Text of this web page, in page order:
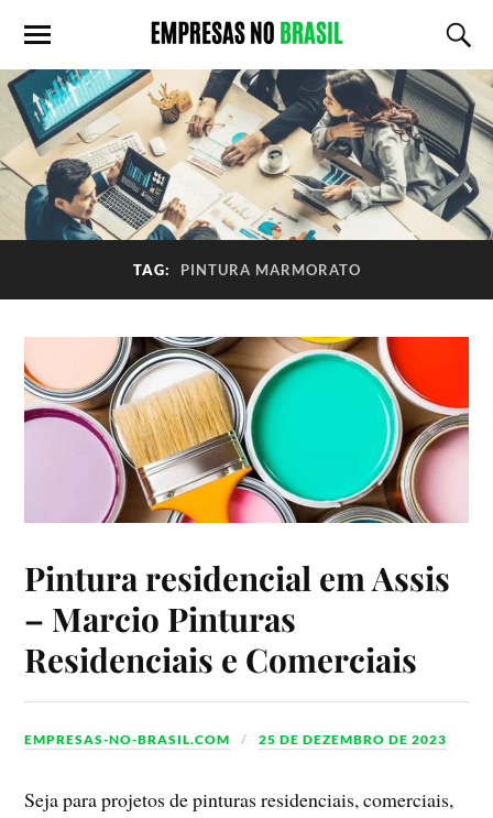
TAG: PINTURA MARMORATO
Pintura residencial em Assis
– Marcio Pinturas
Residenciais e Comerciais
EMPRESAS-NO-BRASIL.COM 25 DE DEZEMBRO DE 2023
Seja para projetos de pinturas residenciais, comerciais,